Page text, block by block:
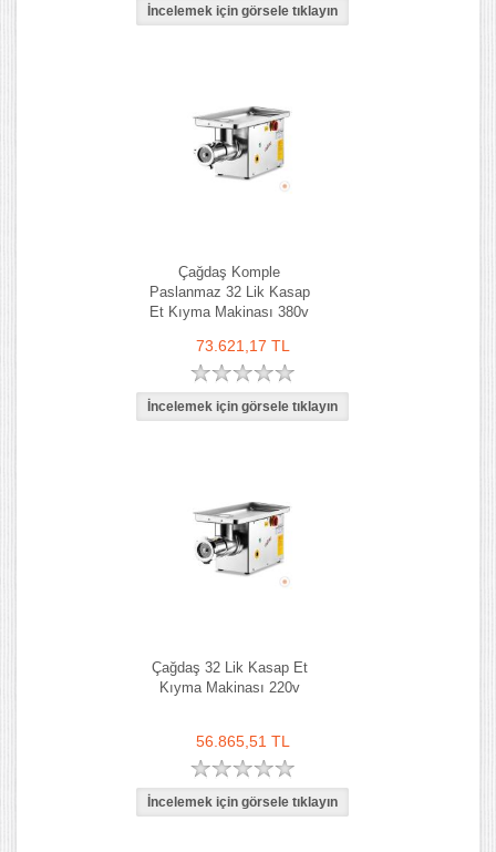
Çağdaş Komple
Paslanmaz 32 Lik Kasap
Et Kıyma Makinası 380v
73.621,17 TL
Çağdaş 32 Lik Kasap Et
Kıyma Makinası 220v
56.865,51 TL